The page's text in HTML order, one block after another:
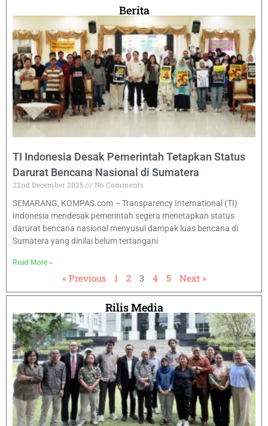
Berita
TI Indonesia Desak Pemerintah Tetapkan Status
Darurat Bencana Nasional di Sumatera
22nd December 2025
No Comments
SEMARANG, KOMPAS.com – Transparency International (TI)
Indonesia mendesak pemerintah segera menetapkan status
darurat bencana nasional menyusul dampak luas bencana di
Sumatera yang dinilai belum tertangani
Read More »
« Previous 1 2 3 4 5 Next »
Rilis Media